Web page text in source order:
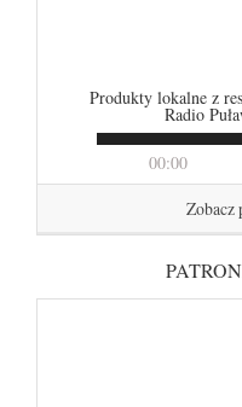
00:00
Produkty lokalne z
Radio
Zobacz